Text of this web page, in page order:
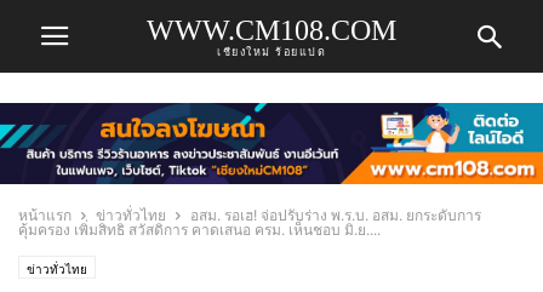
WWW.CM108.COM
เชียงใหม่ ร้อยแปด
หน้าแรก ข่าวทั่วไทย
อสม. รอเฮ! จ่อปรับร่าง พ.ร.บ. อสม. ยกระดับการ
คุ้มครอง เพิ่มสิทธิ สวัสดิการ คาดเสนอ ครม. เห็นชอบ มิ.ย....
ข่าวทั่วไทย